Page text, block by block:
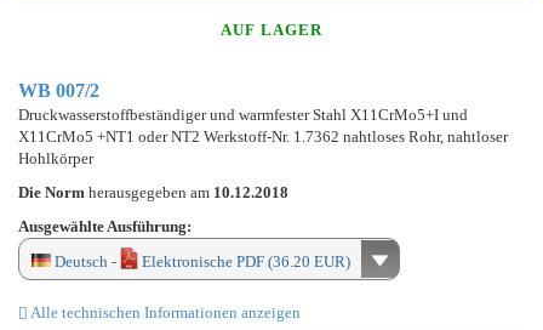
AUF LAGER
WB 007/2
Druckwasserstoffbeständiger und warmfester Stahl X11CrMo5+I und
X11CrMo5 +NT1 oder NT2 Werkstoff-Nr. 1.7362 nahtloses Rohr, nahtloser
Hohlkörper
Die Norm herausgegeben am 10.12.2018
Ausgewählte Ausführung:
Deutsch -
Elektronische PDF (36.20 EUR)
Alle technischen Informationen anzeigen